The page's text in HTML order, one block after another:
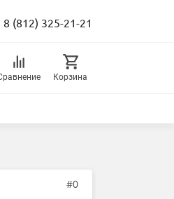
8 (812) 325-21-21
Корзина
#0